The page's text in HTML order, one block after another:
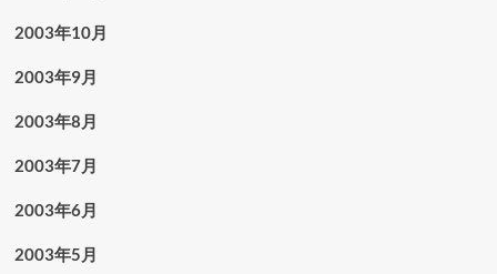
2003年10月
2003年9月
2003年8月
2003年7月
2003年6月
2003年5月